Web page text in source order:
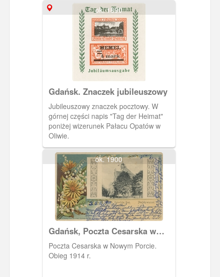
ok. 1890
Gdańsk. Znaczek jubileuszowy
Jubileuszowy znaczek pocztowy. W
górnej części napis "Tag der Heimat"
poniżej wizerunek Pałacu Opatów w
Oliwie.
ok. 1900
Gdańsk, Poczta Cesarska w
Nowym Porcie
Poczta Cesarska w Nowym Porcie.
Obieg 1914 r.